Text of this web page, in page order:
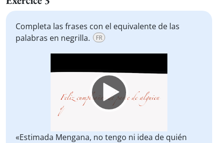
Completa las frases con el equivalente de las
palabras en negrilla.
FR
Player
«Estimada Mengana, no tengo ni idea de quién